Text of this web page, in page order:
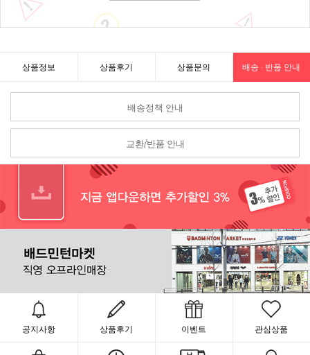
상품정보 상품후기 상품문의 배송 · 반품 안내
배송정책 안내
교환/반품 안내
공지사항 상품후기 이벤트 관심상품